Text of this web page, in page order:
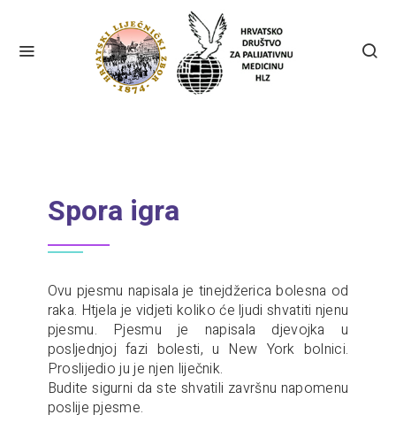
Spora igra
Ovu pjesmu napisala je tinejdžerica bolesna od
raka. Htjela je vidjeti koliko će ljudi shvatiti njenu
pjesmu. Pjesmu je napisala djevojka u
posljednjoj fazi bolesti, u New York bolnici.
Proslijedio ju je njen liječnik.
Budite sigurni da ste shvatili završnu napomenu
poslije pjesme.